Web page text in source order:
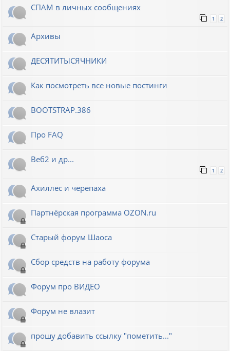
СПАМ в личных сообщениях
1 2
Архивы
ДЕСЯТИТЫСЯЧНИКИ
Как посмотреть все новые постинги
BOOTSTRAP.386
Про FAQ
Веб2 и др...
1 2
Ахиллес и черепаха
Партнёрская программа OZON.ru
Старый форум Шаоса
Сбор средств на работу форума
Форум про ВИДЕО
Форум не влазит
прошу добавить ссылку "пометить..."